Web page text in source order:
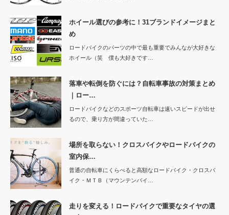
ホイール選びの参考に！31ブランドイメージまと
め
ロードバイクのパーツの中で最も重要でみんなが大好きな
ホイール（笑 僕も大好きです…
落車や転倒を防ぐには？自転車事故の対策まとめ
｜ロー…
ロードバイクなどのスポーツ自転車は速いスピードが出せ
るので、乗り方が間違っていた…
場所を取らない！クロスバイクやロードバイクの
室内保…
普通の自転車にくらべると高額なロードバイク・クロスバ
イク・ＭＴＢ（マウンテンバイ…
走りを変える！ロードバイクで重要なタイヤの選